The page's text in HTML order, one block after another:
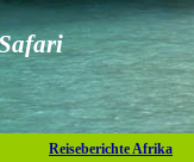
Reiseberichte Afrika